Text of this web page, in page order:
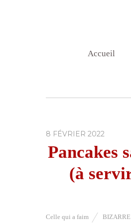
Accueil
8 FÉVRIER 2022
Pancakes
(à
Celle qui a faim